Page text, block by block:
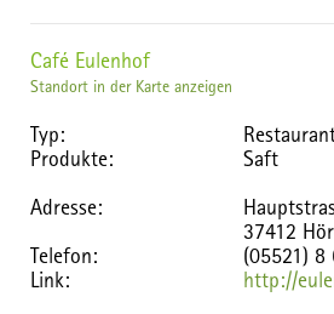
Café Eulenhof
Standort in der Karte anzeigen
Typ:
Produkte:
Saft
Adresse:
37412
Telefon:
(05521) 8
Link:
http://